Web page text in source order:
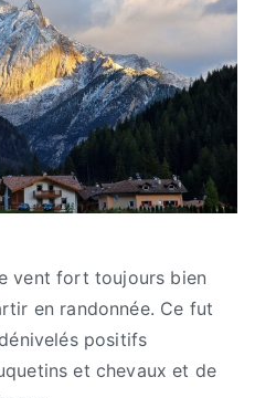
vent fort toujours bien
en randonnée. Ce fut
positifs
et chevaux et de